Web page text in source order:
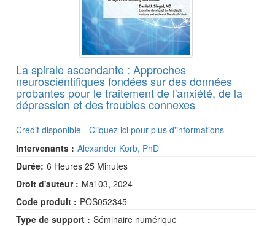
La spirale ascendante : Approches
neuroscientifiques fondées sur des données
probantes pour le traitement de l'anxiété, de la
dépression et des troubles connexes
Crédit disponible - Cliquez ici pour plus d'informations
Intervenants : Alexander Korb, PhD
Durée: 6 Heures 25 Minutes
Droit d'auteur : Mai 03, 2024
Code produit : POS052345
Type de support : Séminaire numérique